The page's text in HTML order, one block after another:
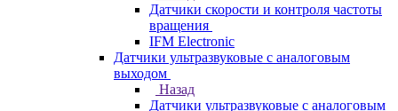
Датчики скорости и контроля частоты
вращения
IFM Electronic
Датчики ультразвуковые с аналоговым
выходом
Назад
Датчики ультразвуковые с аналоговым